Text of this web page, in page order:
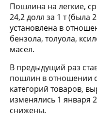
Пошлина на легкие,
24,2 долл за 1 т (была
установлена в
бензола, толуола,
масел.
В предыдущий раз
пошлин в отношении
категорий товаров,
изменялись 1 января
снижены.